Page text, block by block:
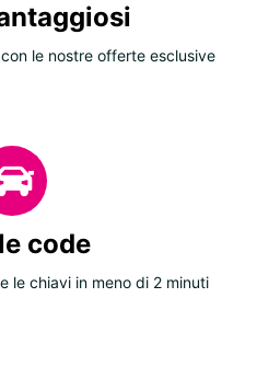
le nostre offerte esclusive
code
le chiavi in meno di 2 minuti